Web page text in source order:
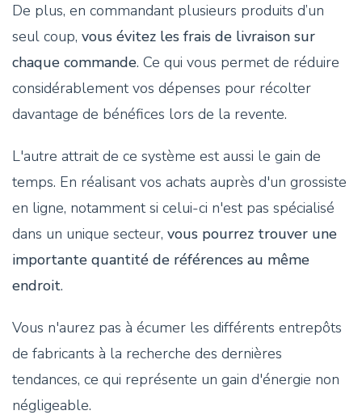
De plus, en commandant plusieurs produits d’un
seul coup, vous évitez les frais de livraison sur
chaque commande. Ce qui vous permet de réduire
considérablement vos dépenses pour récolter
davantage de bénéfices lors de la revente.
L'autre attrait de ce système est aussi le gain de
temps. En réalisant vos achats auprès d'un grossiste
en ligne, notamment si celui-ci n'est pas spécialisé
dans un unique secteur, vous pourrez trouver une
importante quantité de références au même
endroit.
Vous n'aurez pas à écumer les différents entrepôts
de fabricants à la recherche des dernières
tendances, ce qui représente un gain d'énergie non
négligeable.